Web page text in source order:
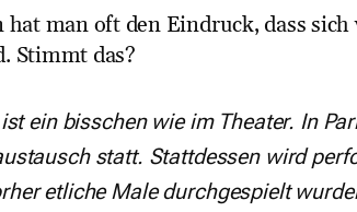
man oft den Eindruck, dass
Stimmt das?
ein bisschen wie im Theater. In
statt. Stattdessen wird
etliche Male durchgespielt